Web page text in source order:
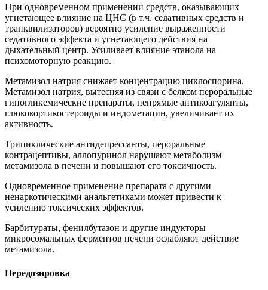
При одновременном применении средств, оказывающих
угнетающее влияние на ЦНС (в т.ч. седативных средств и
транквилизаторов) вероятно усиление выраженности
седативного эффекта и угнетающего действия на
дыхательный центр. Усиливает влияние этанола на
психомоторную реакцию.
Метамизол натрия снижает концентрацию циклоспорина.
Метамизол натрия, вытесняя из связи с белком пероральные
гипогликемические препараты, непрямые антикоагулянты,
глюкокортикостероиды и индометацин, увеличивает их
активность.
Трициклические антидепрессанты, пероральные
контрацептивы, аллопуринол нарушают метаболизм
метамизола в печени и повышают его токсичность.
Одновременное применение препарата с другими
ненаркотическими анальгетиками может привести к
усилению токсических эффектов.
Барбитураты, фенилбутазон и другие индукторы
микросомальных ферментов печени ослабляют действие
метамизола.
Передозировка